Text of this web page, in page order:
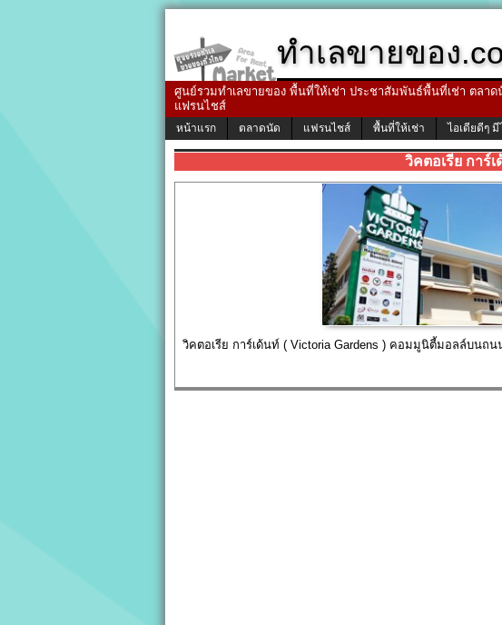
ทำเลขายของ
ศูนย์รวมทำเลขายของ พื้นที่ให้เช่า ประชาสัมพันธ์พื้นที่เช่า ตลา
แฟรนไชส์
หน้าแรก ตลาดนัด แฟรนไชส์ พื้นที่ให้เช่า ไอเดียดีๆ
วิคตอเรีย การ์
วิคตอเรีย การ์เด้นท์ ( Victoria Gardens ) คอมมูนิตี้มอลล์บนถน